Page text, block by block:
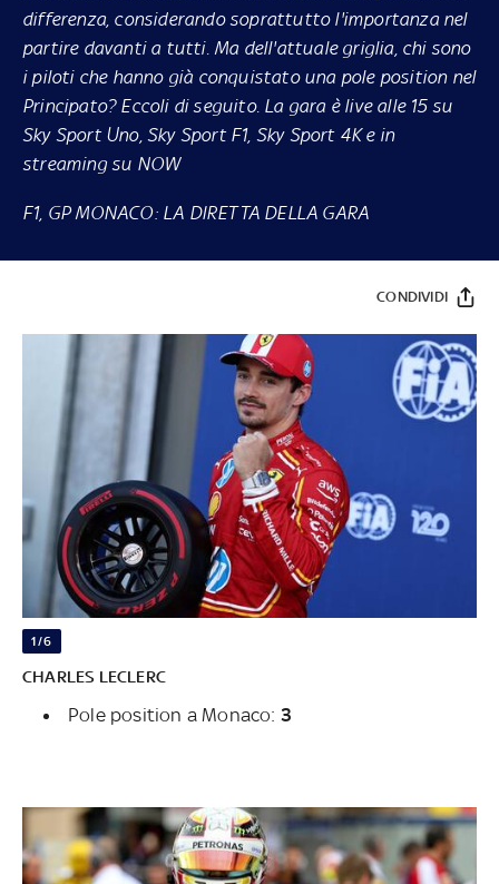
differenza, considerando soprattutto l'importanza nel
partire davanti a tutti. Ma dell'attuale griglia, chi sono
i piloti che hanno già conquistato una pole position nel
Principato? Eccoli di seguito. La gara è live alle 15 su
SkySport Uno, Sky Sport F1, Sky Sport 4K e in
streaming su NOW
F1, GP MONACO: LA DIRETTA DELLA GARA
CONDIVIDI
1/6
CHARLES LECLERC
Pole position a Monaco: 3